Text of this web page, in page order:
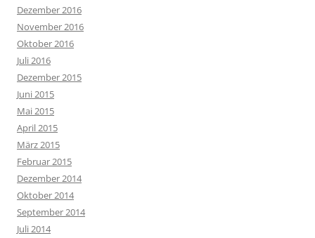
Dezember 2016
November 2016
Oktober 2016
Juli 2016
Dezember 2015
Juni 2015
Mai 2015
April 2015
März 2015
Februar 2015
Dezember 2014
Oktober 2014
September 2014
Juli 2014